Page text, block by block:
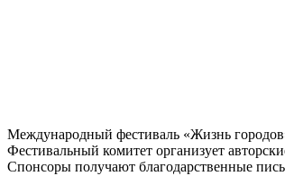
Международный фестиваль «Жизнь
Фестивальный комитет организует
Спонсоры получают благодарственные